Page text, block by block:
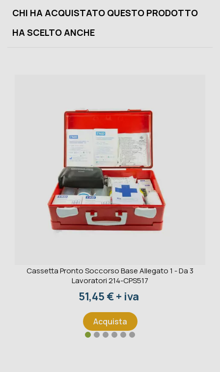
CHI HA ACQUISTATO QUESTO PRODOTTO
HA SCELTO ANCHE
Cassetta Pronto Soccorso Base Allegato 1 - Da 3
Lavoratori 214-CPS517
Prezzo
51,45 € + iva
Acquista